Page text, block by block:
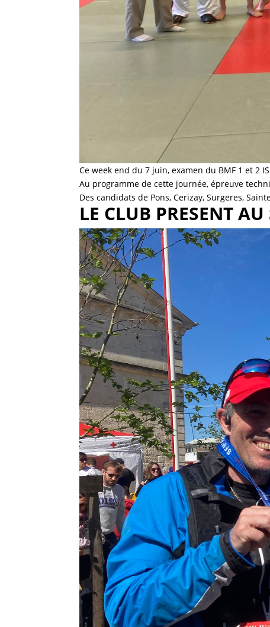
Ce week end du 7 juin, examen du BMF 1 et 2
Au programme de cette journée, épreuve
Des candidats de Pons, Cerizay, Surgeres,
LE CLUB PRESENT